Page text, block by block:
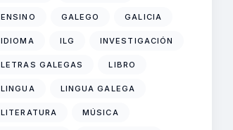
ENSINO GALEGO GALICIA
IDIOMA ILG INVESTIGACIÓN
LETRAS GALEGAS LIBRO
LINGUA LINGUA GALEGA
LITERATURA MÚSICA